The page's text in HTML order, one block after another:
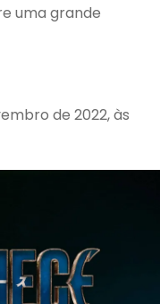
uma grande
de 2022, às